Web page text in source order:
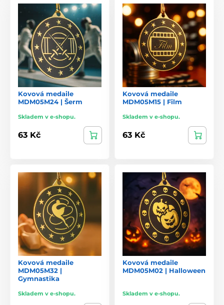
Kovová medaile
MDM05M24 | Šerm
Skladem v e-shopu.
63 Kč
Kovová medaile
MDM05M15 | Film
Skladem v e-shopu.
63 Kč
Kovová medaile
MDM05M32 |
Gymnastika
Skladem v e-shopu.
Kovová medaile
MDM05M02 | Halloween
Skladem v e-shopu.